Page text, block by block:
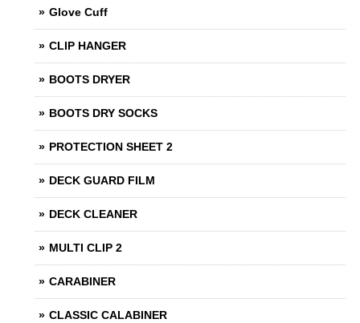
Glove Cuff
CLIP HANGER
BOOTS DRYER
BOOTS DRY SOCKS
PROTECTION SHEET 2
DECK GUARD FILM
DECK CLEANER
MULTI CLIP 2
CARABINER
CLASSIC CALABINER